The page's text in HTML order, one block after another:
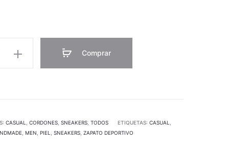
Comprar
CASUAL CORDONES, SNEAKERS, TODOS ETIQUETAS: CASUAL
MEN PIEL SNEAKERS ZAPATO DEPORTIVO